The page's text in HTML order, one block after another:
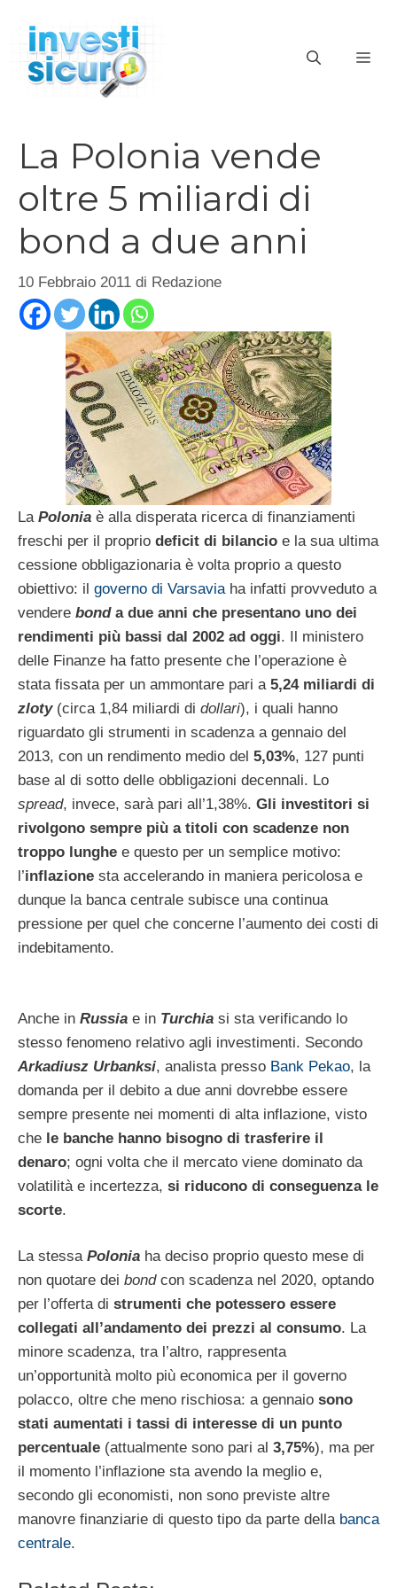
contenuto
La Polonia vende
oltre 5 miliardi di
bond a due anni
10 Febbraio 2011 di Redazione
La Polonia è alla disperata ricerca di finanziamenti
freschi per il proprio deficit di bilancio e la sua ultima
cessione obbligazionaria è volta proprio a questo
obiettivo: il governo di Varsaviaha infatti provveduto a
vendere bonda due anni che presentano uno dei
rendimenti più bassi dal 2002 ad oggi. Il ministero
delle Finanze ha fatto presente che l’operazione è
stata fissata per un ammontare pari a 5,24 miliardi di
zloty(circa 1,84 miliardi di dollari), i quali hanno
riguardato gli strumenti in scadenza a gennaio del
2013, con un rendimento medio del 5,03%, 127 punti
base al di sotto delle obbligazioni decennali. Lo
spread, invece, sarà pari all’1,38%. Gli investitori si
rivolgono sempre più a titoli con scadenze non
troppo lunghe e questo per un semplice motivo:
l’inflazione sta accelerando in maniera pericolosa e
dunque la banca centrale subisce una continua
pressione per quel che concerne l’aumento dei costi di
indebitamento.
Anche in Russia e in Turchia si sta verificando lo
stesso fenomeno relativo agli investimenti. Secondo
Arkadiusz Urbanksi, analista presso Bank Pekao, la
domanda per il debito a due anni dovrebbe essere
sempre presente nei momenti di alta inflazione, visto
che le banche hanno bisogno di trasferire il
denaro; ogni volta che il mercato viene dominato da
volatilità e incertezza, si riducono di conseguenza le
scorte.
La stessa Polonia ha deciso proprio questo mese di
non quotare dei bondcon scadenza nel 2020, optando
per l’offerta di strumenti che potessero essere
collegati all’andamento dei prezzi al consumo. La
minore scadenza, tra l’altro, rappresenta
un’opportunità molto più economica per il governo
polacco, oltre che meno rischiosa: a gennaio sono
stati aumentati i tassi di interesse di un punto
percentuale (attualmente sono pari al 3,75%), ma per
il momento l’inflazione sta avendo la meglio e,
secondo gli economisti, non sono previste altre
manovre finanziarie di questo tipo da parte della banca
centrale.